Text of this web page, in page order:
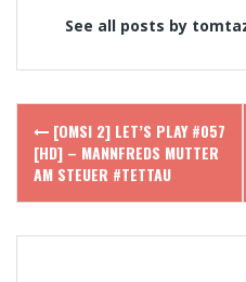
See all posts by
Post
navigation
[OMSI 2] LET’S PLAY #057
[HD] – MANNFREDS MUTTER
AM STEUER #TETTAU